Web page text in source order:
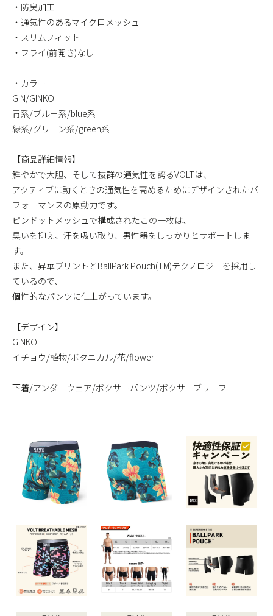
・防臭加工
・通気性のあるマイクロメッシュ
・スリムフィット
・フライ(前開き)なし
・カラー
GIN/GINKO
青系/ブルー系/blue系
緑系/グリーン系/green系
【商品詳細情報】
鮮やかで大胆、そして抜群の通気性を誇るVOLTは、
アクティブに動くときの通気性を高めるためにデザインされたパ
フォーマンスの原動力です。
ピンドットメッシュで構成されたこの一枚は、
臭いを抑え、汗を吸い取り、男性器をしっかりとサポートしま
す。
また、昇華プリントとBallPark Pouch(TM)テクノロジーを採用し
ているので、
個性的なパンツに仕上がっています。
【デザイン】
GINKO
イチョウ/植物/ボタニカル/花/flower
下着/アンダーウェア/ボクサーパンツ/ボクサーブリーフ